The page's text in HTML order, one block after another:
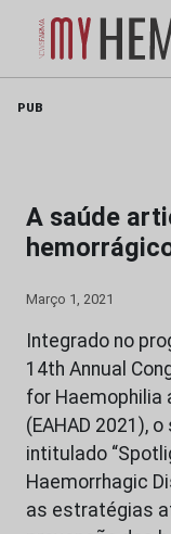
PUB
A saúde
Março 1, 2021
Integrado no
14th Annual
for Haemophilia
(EAHAD 2021),
intitulado
Haemorrhagic
as estratégias